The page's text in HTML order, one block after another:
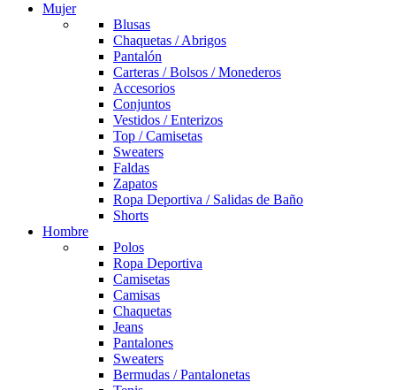
Mujer
Blusas
Chaquetas / Abrigos
Pantalón
Carteras / Bolsos / Monederos
Accesorios
Conjuntos
Vestidos / Enterizos
Top / Camisetas
Sweaters
Faldas
Zapatos
Ropa Deportiva / Salidas de Baño
Shorts
Hombre
Polos
Ropa Deportiva
Camisetas
Camisas
Chaquetas
Jeans
Pantalones
Sweaters
Bermudas / Pantalonetas